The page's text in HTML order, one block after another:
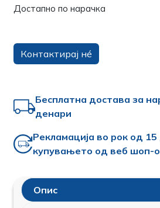
Достапно по нарачка
Контактирај нé
Бесплатна достава за
денари
Рекламација во рок од
купувањето од веб шоп-
Опис